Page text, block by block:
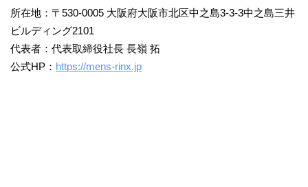
所在地：〒530-0005 大阪府大阪市北区中之島3-3-3中之島三井
ビルディング2101
代表者：代表取締役社長 長嶺 拓
公式HP： https://mens-rinx.jp